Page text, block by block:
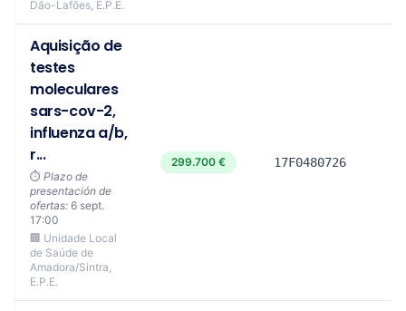
Dão-Lafões, E.P.E.
Aquisição de
testes
moleculares
sars-cov-2,
influenza a/b,
r...
⏱️ Plazo de
presentación de
ofertas: 6 sept.
17:00
🏢 Unidade Local
de Saúde de
Amadora/Sintra,
E.P.E.
299.700 € 17F0480726